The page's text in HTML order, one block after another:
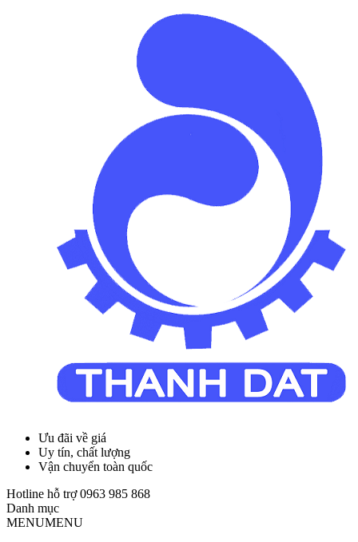
Ưu đãi về giá
Uy tín, chất lượng
Vận chuyển toàn quốc
Hotline hỗ trợ 0963 985 868
Danh mục
MENUMENU